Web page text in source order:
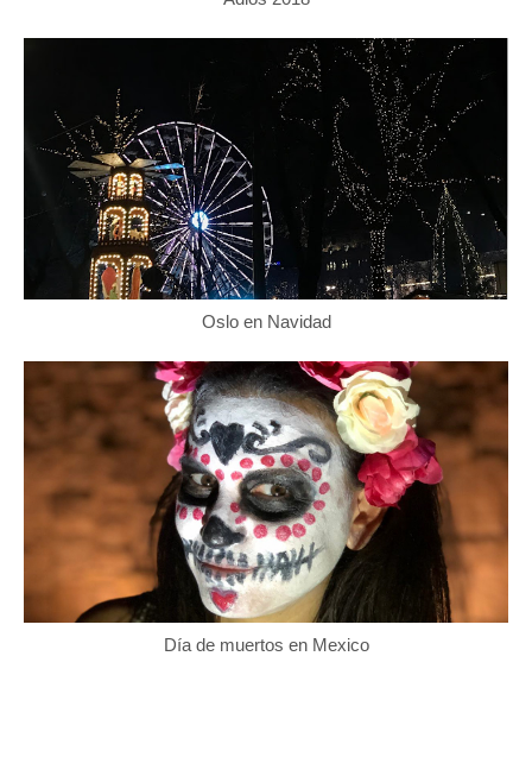
Oslo en Navidad
Día de muertos en Mexico